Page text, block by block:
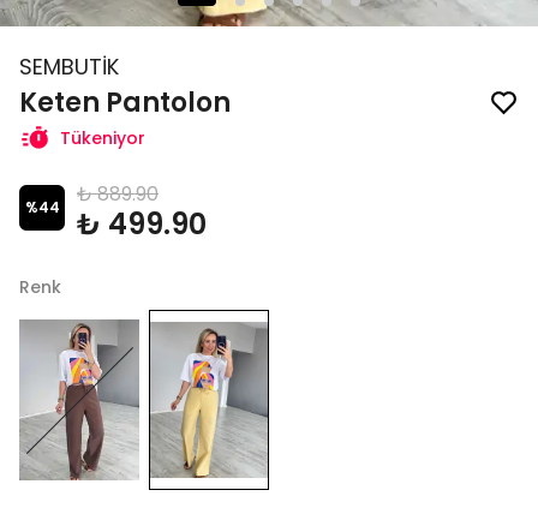
SEMBUTİK
Keten Pantolon
Tükeniyor
%44 ₺ 889.90
₺ 499.90
Renk